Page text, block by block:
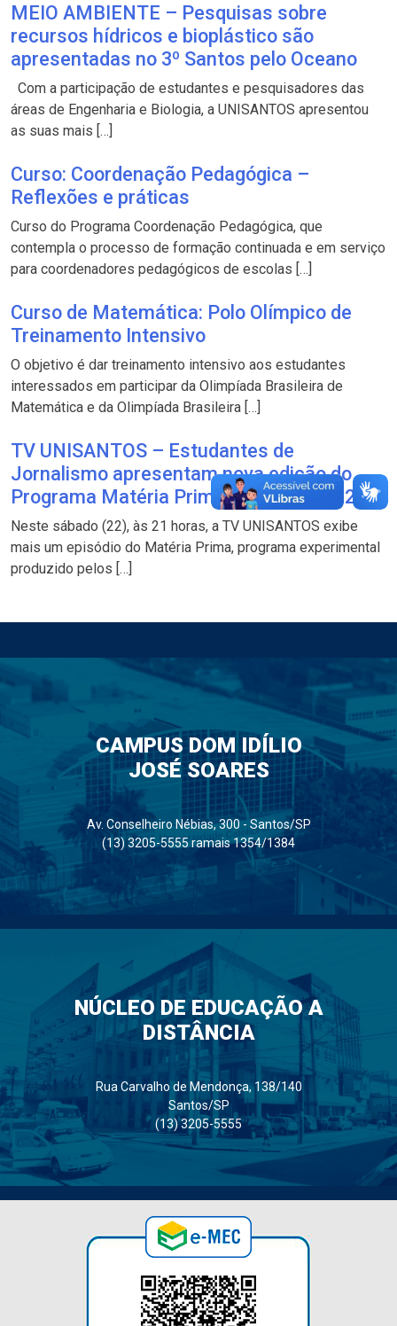
MEIO AMBIENTE – Pesquisas sobre
recursos hídricos e bioplástico são
apresentadas no 3º Santos pelo Oceano
Com a participação de estudantes e pesquisadores das
áreas de Engenharia e Biologia, a UNISANTOS apresentou
as suas mais […]
Curso: Coordenação Pedagógica –
Reflexões e práticas
Curso do Programa Coordenação Pedagógica, que
contempla o processo de formação continuada e em serviço
para coordenadores pedagógicos de escolas […]
Curso de Matemática: Polo Olímpico de
Treinamento Intensivo
O objetivo é dar treinamento intensivo aos estudantes
interessados em participar da Olimpíada Brasileira de
Matemática e da Olimpíada Brasileira […]
TV UNISANTOS – Estudantes de
Jornalismo apresentam nova edição do
Programa Matéria Prima, no sábado (22)
Neste sábado (22), às 21 horas, a TV UNISANTOS exibe
mais um episódio do Matéria Prima, programa experimental
produzido pelos […]
CAMPUS DOM IDÍLIO
JOSÉ SOARES
Av. Conselheiro Nébias, 300 - Santos/SP
(13) 3205-5555 ramais 1354/1384
NÚCLEO DE EDUCAÇÃO A
DISTÂNCIA
Rua Carvalho de Mendonça, 138/140
Santos/SP
(13) 3205-5555